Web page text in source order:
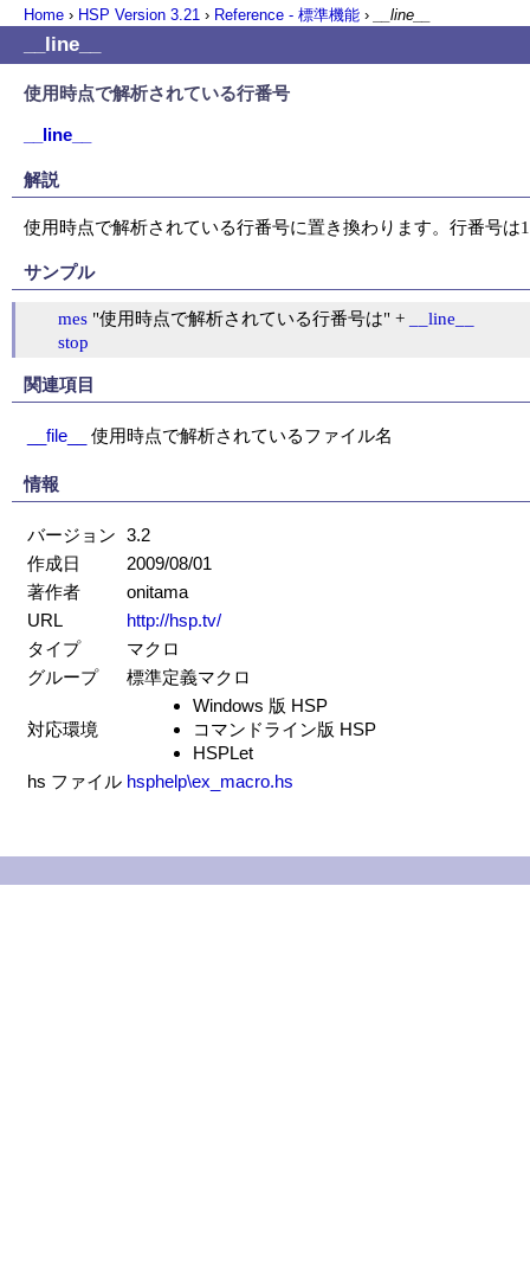
Home › HSP Version 3.21 › Reference - 標準機能 › __line__
__line__
使用時点で解析されている行番号
__line__
解説
使用時点で解析されている行番号に置き換わります。行番号は
サンプル
mes "使用時点で解析されている行番号は" +
__line__
stop
関連項目
__file__ 使用時点で解析されているファイル名
情報
バージョン 3.2
作成日
2009/08/01
著作者
onitama
URL
http://hsp.tv/
タイプ
マクロ
グループ
標準定義マクロ
対応環境
Windows 版 HSP
コマンドライン版 HSP
HSPLet
hs ファイル hsphelp\ex_macro.hs